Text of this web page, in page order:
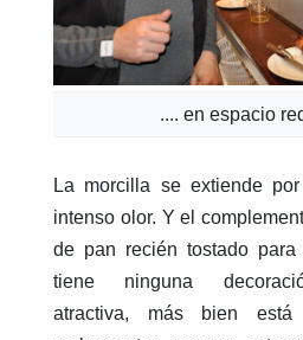
.... en espacio
La morcilla se extiende
intenso olor. Y el
de pan recién tostado
tiene ninguna
atractiva, más bien